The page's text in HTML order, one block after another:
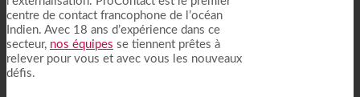
centre de contact francophone de l’océan
Indien. Avec 18 ans d’expérience dans ce
secteur, nos équipes se tiennent prêtes à
relever pour vous et avec vous les nouveaux
défis.